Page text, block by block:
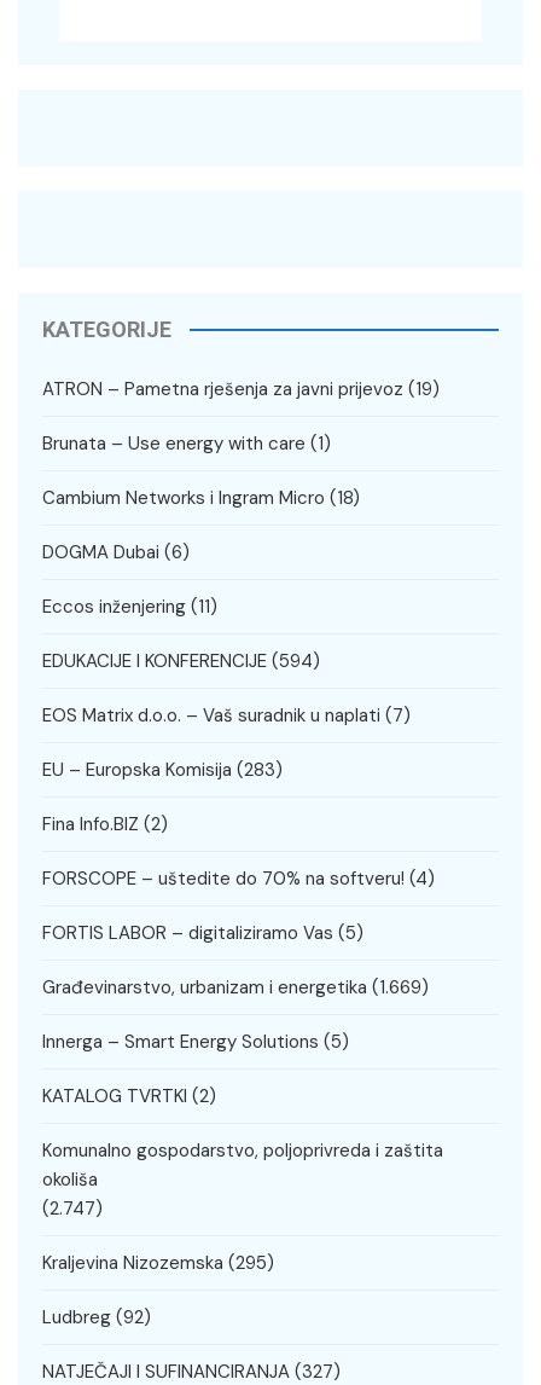
KATEGORIJE
ATRON – Pametna rješenja za javni prijevoz (19)
Brunata – Use energy with care (1)
Cambium Networks i Ingram Micro (18)
DOGMA Dubai (6)
Eccos inženjering (11)
EDUKACIJE I KONFERENCIJE (594)
EOS Matrix d.o.o. – Vaš suradnik u naplati (7)
EU – Europska Komisija (283)
Fina Info.BIZ (2)
FORSCOPE – uštedite do 70% na softveru! (4)
FORTIS LABOR – digitaliziramo Vas (5)
Građevinarstvo, urbanizam i energetika (1.669)
Innerga – Smart Energy Solutions (5)
KATALOG TVRTKI (2)
Komunalno gospodarstvo, poljoprivreda i zaštita
okoliša
(2.747)
Kraljevina Nizozemska (295)
Ludbreg (92)
NATJEČAJI I SUFINANCIRANJA (327)